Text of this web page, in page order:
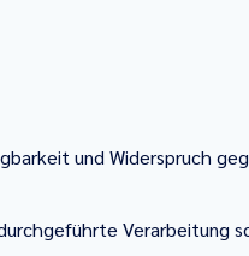
und Widerspruch
Verarbeitung